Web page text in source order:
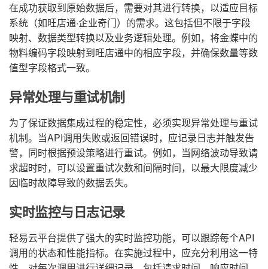
在成功获取到原始数据后，需要对其进行转换，以适应目标
系统（如旺店通·企业奇门）的需求。这包括但不限于字段
映射、数据类型转换以及业务逻辑处理。例如，将金蝶中的
物料编码字段映射到旺店通中的相应字段，并确保数量等数
值型字段格式一致。
异常处理与重试机制
为了保证数据集成过程的稳定性，必须实现异常处理与重试
机制。当API调用失败或返回错误时，应记录日志并触发告
警，同时根据预设策略进行重试。例如，当网络波动导致请
求超时时，可以设置重试次数和间隔时间，以最大限度减少
因临时故障导致的数据丢失。
实时监控与日志记录
轻易云平台提供了强大的实时监控功能，可以跟踪每个API
调用的状态和性能指标。在实施过程中，应充分利用这一特